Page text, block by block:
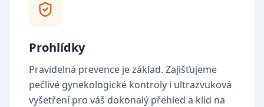
Prohlídky
Pravidelná prevence je základ. Zajišťujeme
pečlivé gynekologické kontroly i ultrazvuková
vyšetření pro váš dokonalý přehled a klid na